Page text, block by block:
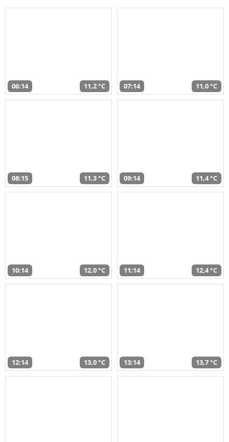
06:14 11,2 °C 07:14 11,0 °C
08:15 11,3 °C 09:14 11,4 °C
10:14 12,0 °C 11:14 12,4 °C
12:14 13,0 °C 13:14 13,7 °C